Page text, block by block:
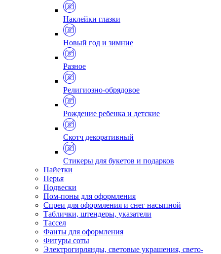
Наклейки глазки
Новый год и зимние
Разное
Религиозно-обрядовое
Рождение ребенка и детские
Скотч декоративный
Стикеры для букетов и подарков
Пайетки
Перья
Подвески
Пом-поны для оформления
Спреи для оформления и снег насыпной
Таблички, штендеры, указатели
Тассел
Фанты для оформления
Фигуры соты
Электрогирлянды, световые украшения, свето-